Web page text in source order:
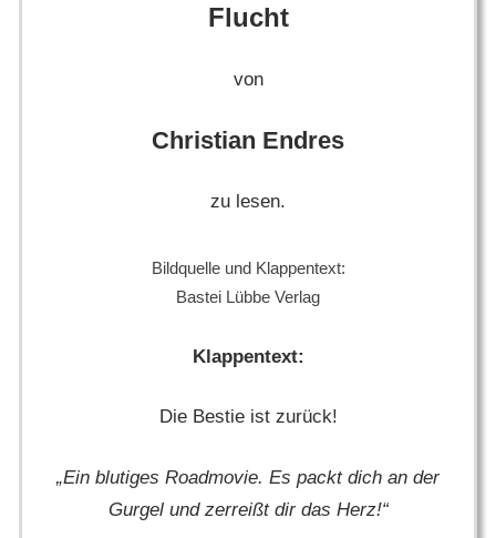
Flucht
von
Christian Endres
zu lesen.
Bildquelle und Klappentext:
Bastei Lübbe Verlag
Klappentext:
Die Bestie ist zurück!
„Ein blutiges Roadmovie. Es packt dich an der
Gurgel und zerreißt dir das Herz!“